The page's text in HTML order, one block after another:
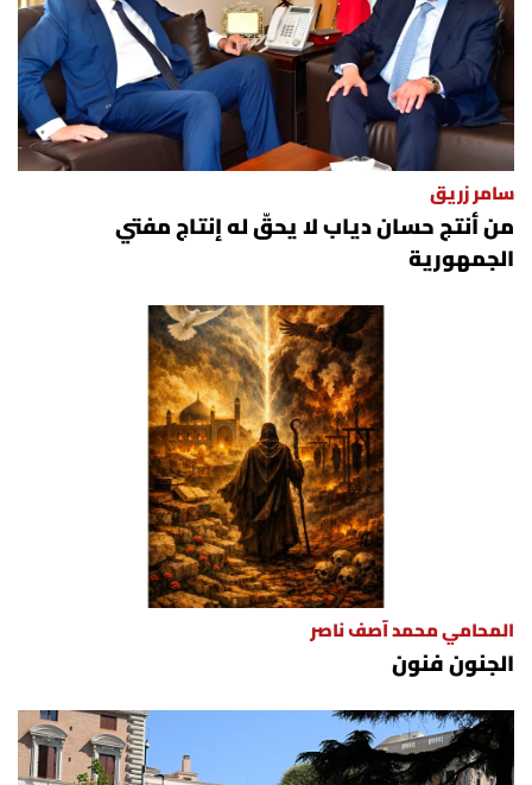
سامر زريق
من أنتج حسان دياب لا يحقّ له إنتاج مفتي
الجمهورية
المحامي محمد آصف ناصر
الجنون فنون